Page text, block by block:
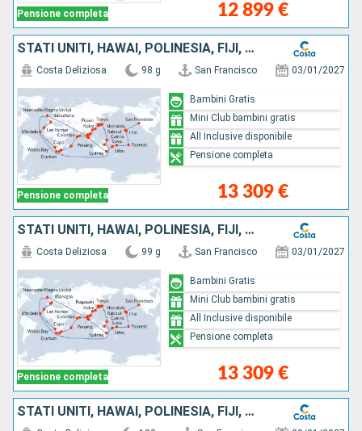
Pensione completa 12 899 €
STATI UNITI, HAWAI, POLINESIA, FIJI, AUSTRALIA, GIAPPONE, SUD KOREA, TAIWAN, CINA, VIETNAM, SINGAPORE, MALESIA, SRI LANKA, MALDIVE, SUD AFRICA
Pensione completa
Costa Deliziosa 98 g San Francisco 03/01/2027
13 309 €
Bambini Gratis
Mini Club bambini gratis
All Inclusive disponibile
Pensione completa
STATI UNITI, HAWAI, POLINESIA, FIJI, AUSTRALIA, GIAPPONE, SUD KOREA, TAIWAN, CINA, VIETNAM, SINGAPORE, MALESIA, SRI LANKA, MALDIVE, SUD AFRICA
Pensione completa
Costa Deliziosa 99 g San Francisco 03/01/2027
13 309 €
Bambini Gratis
Mini Club bambini gratis
All Inclusive disponibile
Pensione completa
STATI UNITI, HAWAI, POLINESIA, FIJI, AUSTRALIA, GIAPPONE, SUD KOREA, TAIWAN, CINA, VIETNAM, SINGAPORE, MALESIA, SRI LANKA, MALDIVE, SUD AFRICA